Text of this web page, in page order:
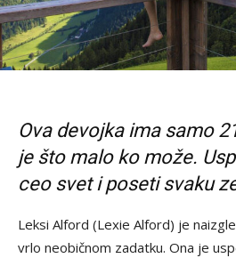
Ova devojka ima samo
je što malo ko može.
ceo svet i poseti svaku
Leksi Alford (Lexie Alford) je
vrlo neobičnom zadatku. Ona je